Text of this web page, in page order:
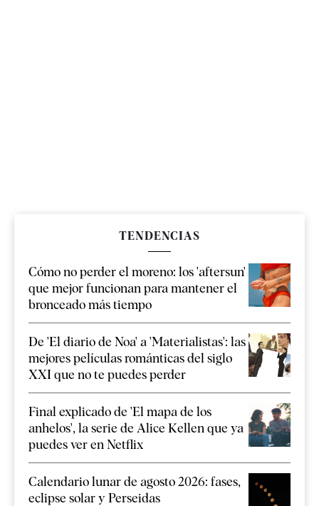
TENDENCIAS
Cómo no perder el moreno: los 'aftersun'
que mejor funcionan para mantener el
bronceado más tiempo
De 'El diario de Noa' a 'Materialistas': las
mejores películas románticas del siglo
XXI que no te puedes perder
Final explicado de 'El mapa de los
anhelos', la serie de Alice Kellen que ya
puedes ver en Netflix
Calendario lunar de agosto 2026: fases,
eclipse solar y Perseidas